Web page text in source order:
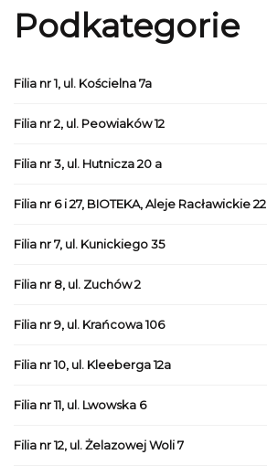
Podkategorie
Filia nr 1, ul. Kościelna 7a
Filia nr 2, ul. Peowiaków 12
Filia nr 3, ul. Hutnicza 20 a
Filia nr 6 i 27, BIOTEKA, Aleje Racławickie 22
Filia nr 7, ul. Kunickiego 35
Filia nr 8, ul. Zuchów 2
Filia nr 9, ul. Krańcowa 106
Filia nr 10, ul. Kleeberga 12a
Filia nr 11, ul. Lwowska 6
Filia nr 12, ul. Żelazowej Woli 7